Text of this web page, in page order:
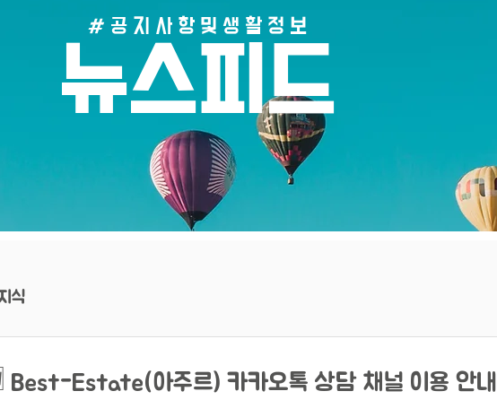
# 공 지 사 항 및 생 활 정 보
​뉴스피드
식
Best-Estate(아주르) 카카오톡 상담 채널 이용 안내